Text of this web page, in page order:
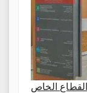
القطاع الخاص